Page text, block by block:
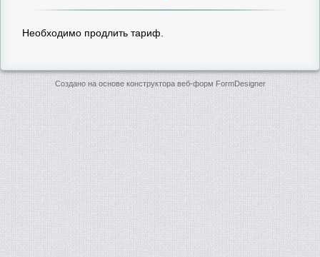
Необходимо продлить тариф.
Создано на основе конструктора веб-форм FormDesigner